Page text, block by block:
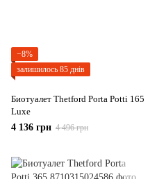
−8%
залишилось 85 днів
Биотуалет Thetford Porta Potti 165
Luxe
4 136 грн 4 496 грн